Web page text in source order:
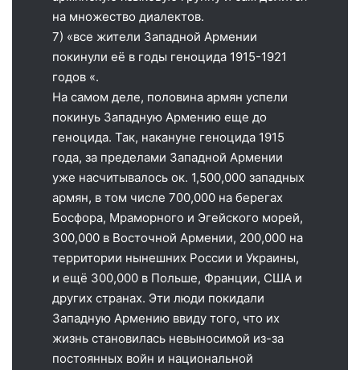
на множество диалектов.
7) «все жители Западной Армении
покинули её в годы геноцида 1915-1921
годов «.
На самом деле, половина армян успели
покинуь Западную Армению еще до
геноцида. Так, накануне геноцида 1915
года, за пределами Западной Армении
уже насчитывалось ок. 1,500,000 западных
армян, в том числе 700,000 на берегах
Босфора, Мраморного и Эгейского морей,
300,000 в Восточной Армении, 200,000 на
территории нынешних России и Украины,
и ещё 300,000 в Польше, Франции, США и
других странах. Эти люди покидали
Западную Армению ввиду того, что их
жизнь становилась невыносимой из-за
постоянных войн и национальной